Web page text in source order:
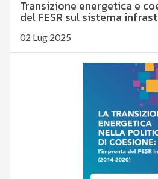
Transizione energetica e
del FESR sul sistema
02 Lug 2025